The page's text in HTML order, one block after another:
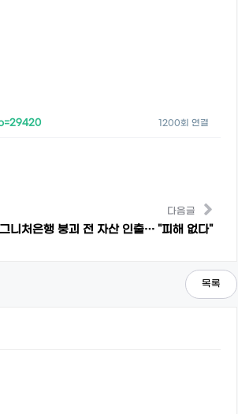
1200회 연결
다음글
니처은행 붕괴 전 자산 인출… "피해 없다"
목록